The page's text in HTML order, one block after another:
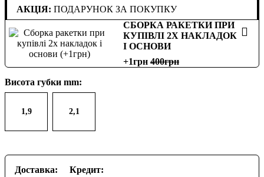
АКЦІЯ: ПОДАРУНОК ЗА ПОКУПКУ
СБОРКА РАКЕТКИ ПРИ
КУПІВЛІ 2Х НАКЛАДОК
І ОСНОВИ
+1грн 400
Висота губки mm:
1,9 2,1
Доставка: Кредит: